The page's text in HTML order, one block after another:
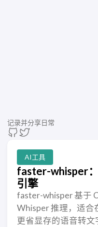
记录并分享日常
AI工具
faster-whisper
引擎
faster-whisper 基于
Whisper 推理，适合
更省显存的语音转文